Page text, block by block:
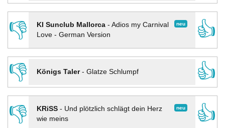
👎
neu
KI Sunclub Mallorca- Adios my Carnival
Love - German Version
👍
👎
Königs Taler- Glatze Schlumpf
👍
👎
neu
KRiSS- Und plötzlich schlägt dein Herz
wie meins
👍